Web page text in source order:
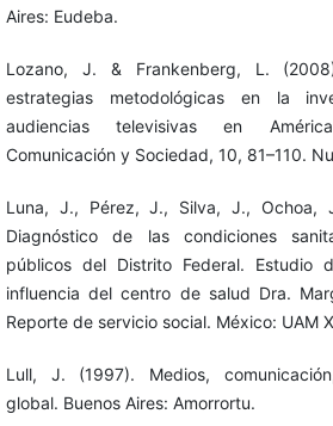
Aires: Eudeba.
Lozano, J. & Frankenberg, L.
estrategias metodológicas en la
audiencias televisivas en
Comunicación y Sociedad, 10, 81–110.
Luna, J., Pérez, J., Silva, J., Ochoa,
Diagnóstico de las condiciones
públicos del Distrito Federal.
influencia del centro de salud Dra.
Reporte de servicio social. México: UAM
Lull, J. (1997). Medios,
global. Buenos Aires: Amorrortu.